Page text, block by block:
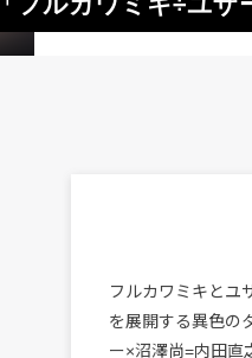
フルカワミキとユ
を展開する異色の
ー×沼澤尚=内田直